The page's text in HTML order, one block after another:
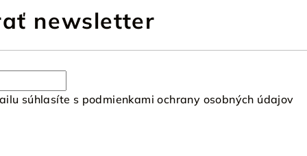
newsletter
súhlasíte s podmienkami ochrany osobných údajov